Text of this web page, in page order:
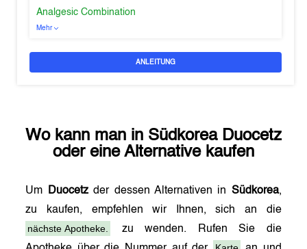
Analgesic Combination
Mehr
ANLEITUNG
Wo kann man in Südkorea Duocetz
oder eine Alternative kaufen
Um Duocetzder dessen Alternativen in Südkorea,
zu kaufen, empfehlen wir Ihnen, sich an die
nächste Apotheke.
zu wenden. Rufen Sie die